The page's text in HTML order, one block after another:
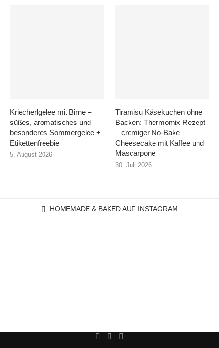
Kriecherlgelee mit Birne –
süßes, aromatisches und
besonderes Sommergelee +
Etikettenfreebie
5. August 2026
Tiramisu Käsekuchen ohne
Backen: Thermomix Rezept
– cremiger No-Bake
Cheesecake mit Kaffee und
Mascarpone
30. Juli 2026
HOMEMADE & BAKED AUF INSTAGRAM